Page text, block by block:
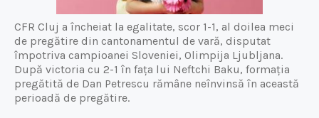
CFR Cluj a încheiat la egalitate, scor 1-1, al doilea meci
de pregătire din cantonamentul de vară, disputat
împotriva campioanei Sloveniei, Olimpija Ljubljana.
După victoria cu 2-1 în fața lui Neftchi Baku, formația
pregătită de Dan Petrescu rămâne neînvinsă în această
perioadă de pregătire.